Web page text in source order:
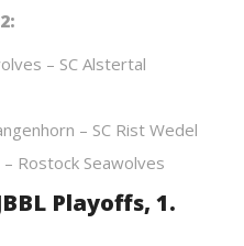
– SC Alstertal
– SC Rist Wedel
Rostock Seawolves
Playoffs, 1.